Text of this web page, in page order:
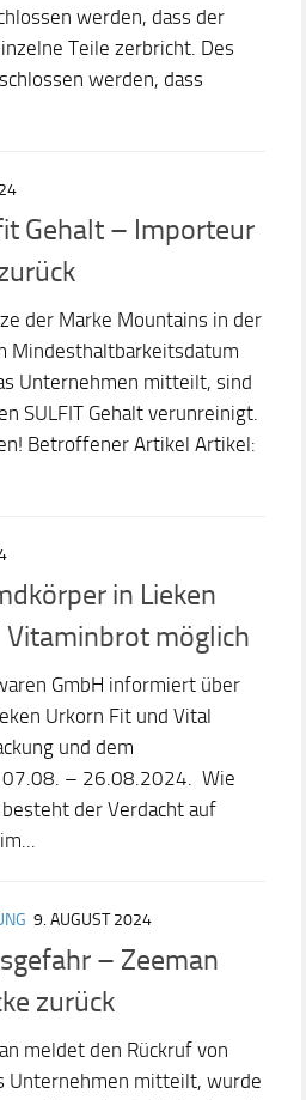
werden, dass der
Teile zerbricht. Des
werden, dass
Gehalt – Importeur
der Marke Mountains in der
Mindesthaltbarkeitsdatum
Unternehmen mitteilt, sind
SULFIT Gehalt verunreinigt.
Betroffener Artikel Artikel:
in Lieken
Vitaminbrot möglich
GmbH informiert über
Urkorn Fit und Vital
und dem
– 26.08.2024. Wie
der Verdacht auf
9. AUGUST 2024
– Zeeman
zurück
meldet den Rückruf von
Unternehmen mitteilt, wurde